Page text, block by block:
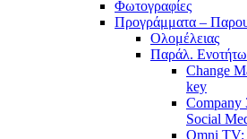
Φωτογραφίες
Προγράμματα –
Ολομέλειας
Παράλ.
Change
key
Company
Social
Omni TV: